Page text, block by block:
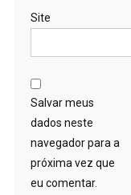
Site
Salvar meus
dados neste
navegador para a
próxima vez que
eu comentar.